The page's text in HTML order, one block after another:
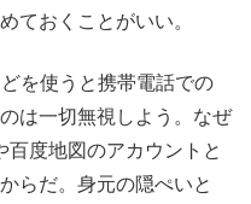
ておくことがいい。
を使うと携帯電話での
は一切無視しよう。なぜ
百度地図のアカウントと
らだ。身元の隠ぺいと